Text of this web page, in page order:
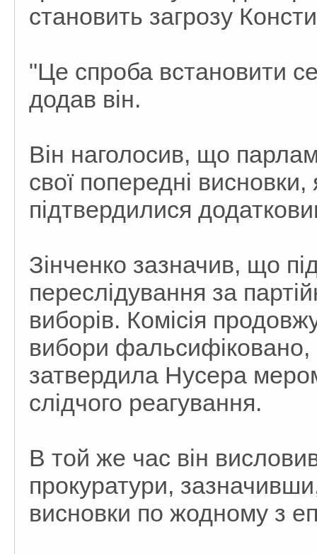
становить загрозу
"Це спроба встановити
додав він.
Він наголосив, що
свої попередні
підтвердилися
Зінченко зазначив, що
переслідування за
виборів. Комісія
вибори фальсифіковано,
затвердила Нусера
слідчого реагування.
В той же час він
прокуратури,
висновки по жодному з